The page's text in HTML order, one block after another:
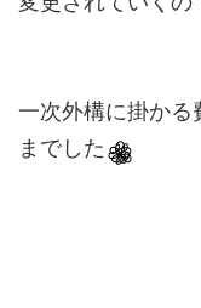
一次外構に掛かる
までした